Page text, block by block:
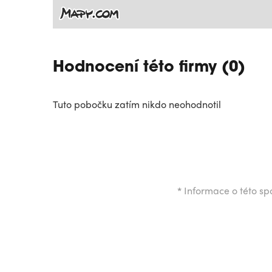
Hodnocení této firmy (0)
Tuto pobočku zatím nikdo neohodnotil
* Informace o této